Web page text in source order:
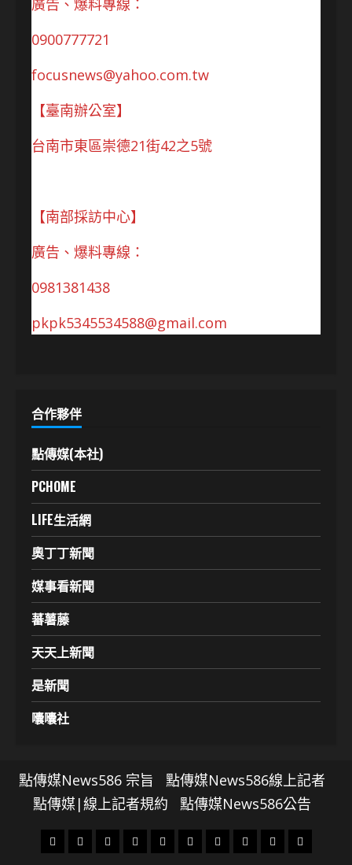
廣告、爆料專線：
0900777721
focusnews@yahoo.com.tw
【臺南辦公室】
台南市東區崇德21街42之5號
【南部採訪中心】
廣告、爆料專線：
0981381438
pkpk5345534588@gmail.com
合作夥伴
點傳媒(本社)
PCHOME
LIFE生活網
奧丁丁新聞
媒事看新聞
蕃薯藤
天天上新聞
是新聞
囔囔社
點傳媒News586 宗旨
點傳媒News586線上記者
點傳媒|線上記者規約
點傳媒News586公告
頭
財
地
文
專
娛
政
國
運
生